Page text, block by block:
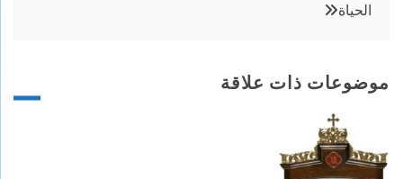
الحياة
موضوعات ذات علاقة